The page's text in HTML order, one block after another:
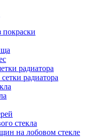
покраски
радиатора
радиатора
стекла
на лобовом стекле